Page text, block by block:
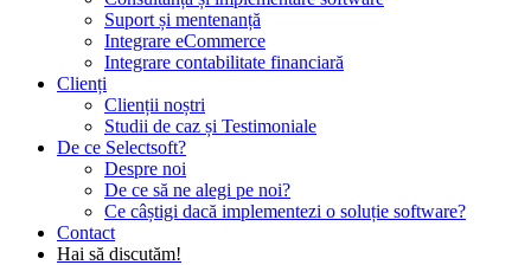
Suport și mentenanță
Integrare eCommerce
Integrare contabilitate financiară
Clienți
Clienții noștri
Studii de caz și Testimoniale
De ce Selectsoft?
Despre noi
De ce să ne alegi pe noi?
Ce câștigi dacă implementezi o soluție software?
Contact
Hai să discutăm!